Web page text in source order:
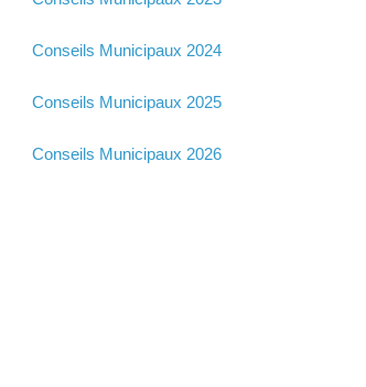
Conseils Municipaux 2024
Conseils Municipaux 2025
Conseils Municipaux 2026